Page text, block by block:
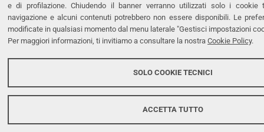
e di profilazione. Chiudendo il banner verranno utilizzati solo i cookie
navigazione e alcuni contenuti potrebbero non essere disponibili. Le
modificate in qualsiasi momento dal menu laterale "Gestisci impostazioni
Per maggiori informazioni, ti invitiamo a consultare la nostra Cookie Policy.
SOLO COOKIE TECNICI
ACCETTA TUTTO